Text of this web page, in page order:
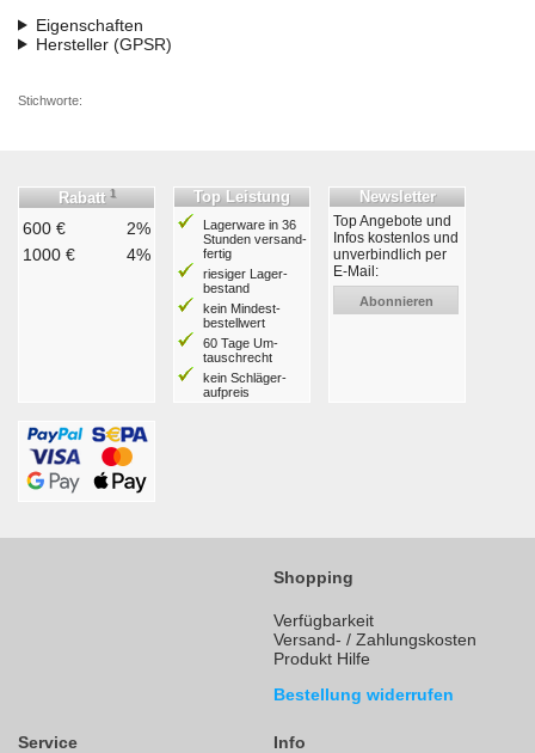
Eigenschaften
Hersteller (GPSR)
Stichworte:
Rabatt 1
600 €
2%
1000 €
4%
Top Leistung
Lagerware in 36
Stunden ver­sand­
fertig
riesiger Lager­
bestand
kein Mindest­
bestell­wert
60 Tage Um­
tausch­recht
kein Schläger­
aufpreis
Newsletter
Top Angebote und
Infos kostenlos und
unverbindlich per
E-Mail:
Abonnieren
Shopping
Verfügbarkeit
Versand- / Zahlungskosten
Produkt Hilfe
Bestellung widerrufen
Service Info